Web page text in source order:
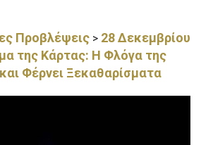
Προβλέψεις > 28 Δεκεμβρίου
της Κάρτας: Η Φλόγα της
Φέρνει Ξεκαθαρίσματα